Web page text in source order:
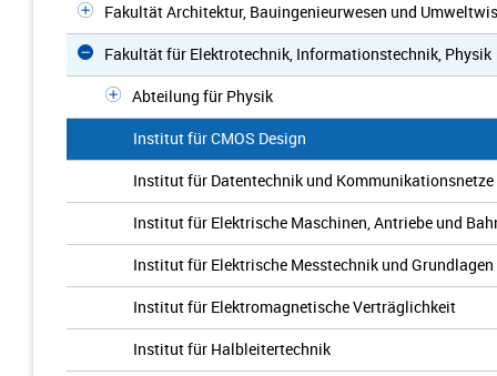
Fakultät Architektur, Bauingenieurwesen und
Fakultät für Elektrotechnik, Informationstechnik, Physik
Abteilung für Physik
Institut für CMOS Design
Institut für Datentechnik und Kommunikationsnetze
Institut für Elektrische Maschinen, Antriebe und
Institut für Elektrische Messtechnik und
Institut für Elektromagnetische Verträglichkeit
Institut für Halbleitertechnik